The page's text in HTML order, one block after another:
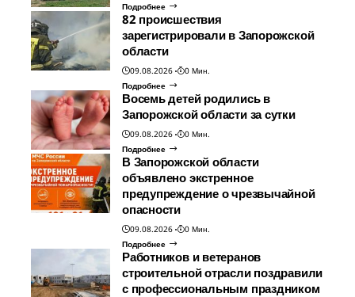
Подробнее
82 происшествия
зарегистрировали в Запорожской
области
09.08.2026
0 Мин.
Подробнее
Восемь детей родились в
Запорожской области за сутки
09.08.2026
0 Мин.
Подробнее
В Запорожской области
объявлено экстренное
предупреждение о чрезвычайной
опасности
09.08.2026
0 Мин.
Подробнее
Работников и ветеранов
строительной отрасли поздравили
с профессиональным праздником